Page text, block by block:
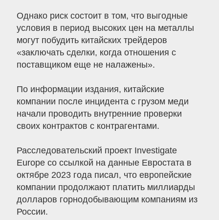
Однако риск состоит в том, что выгодные
условия в период высоких цен на металлы
могут побудить китайских трейдеров
«заключать сделки, когда отношения с
поставщиком еще не налажены».
По информации издания, китайские
компании после инцидента с грузом меди
начали проводить внутренние проверки
своих контрактов с контрагентами.
Расследовательский проект Investigate
Europe со ссылкой на данные Евростата в
октябре 2023 года писал, что европейские
компании продолжают платить миллиарды
долларов горнодобывающим компаниям из
России.